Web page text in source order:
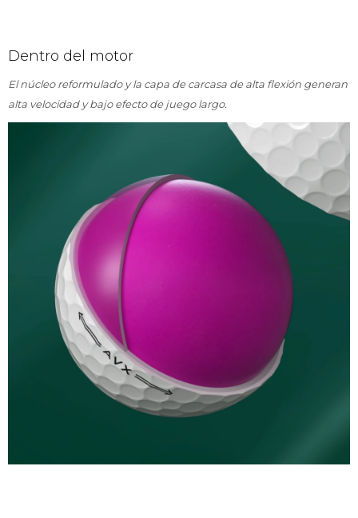
Dentro del motor
El núcleo reformulado y la capa de carcasa de alta flexión generan
alta velocidad y bajo efecto de juego largo.